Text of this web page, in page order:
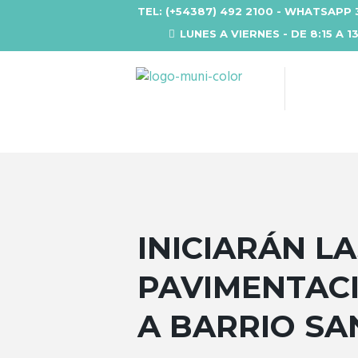
TEL: (+54387) 492 2100 - WHATSAPP
LUNES A VIERNES - DE 8:15 A
INICIARÁN
A BARRIO